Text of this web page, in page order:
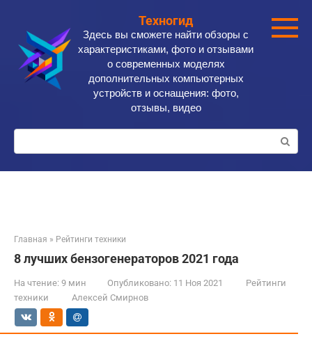
контенту
Техногид
Здесь вы сможете найти обзоры с
характеристиками, фото и отзывами
о современных моделях
дополнительных компьютерных
устройств и оснащения: фото,
отзывы, видео
Поиск:
Главная » Рейтинги техники
8 лучших бензогенераторов 2021 года
На чтение: 9 мин Опубликовано: 11 Ноя 2021
Рейтинги
техники
Алексей Смирнов